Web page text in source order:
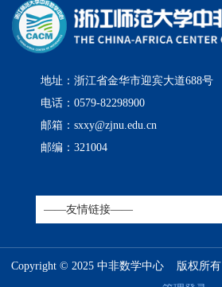
地址：浙江省金华市迎宾大道688号
电话：0579-82298900
邮箱：sxxy@zjnu.edu.cn
邮编：321004
Copyright © 2025 中非数学中心 版权所有